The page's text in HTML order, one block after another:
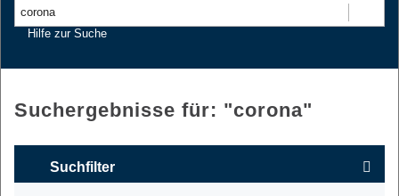
Hilfe zur Suche
Suchergebnisse für: "corona"
Suchfilter